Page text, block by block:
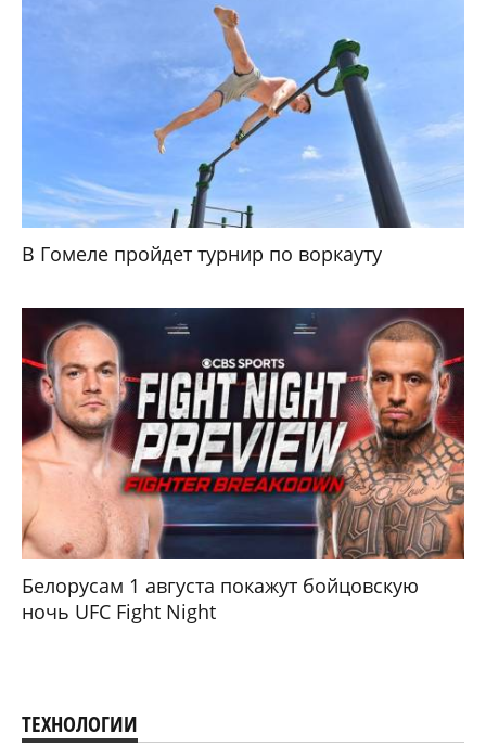
В Гомеле пройдет турнир по воркауту
Белорусам 1 августа покажут бойцовскую
ночь UFC Fight Night
ТЕХНОЛОГИИ